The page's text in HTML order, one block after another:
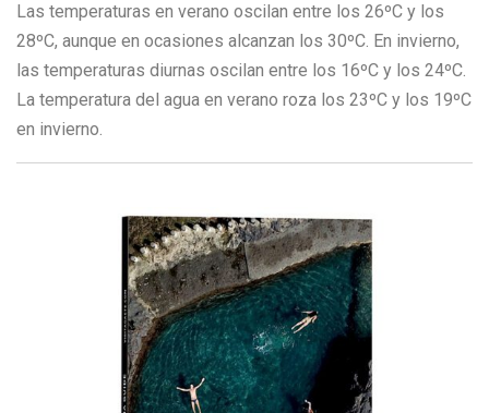
Las temperaturas en verano oscilan entre los 26ºC y los
28ºC, aunque en ocasiones alcanzan los 30ºC. En invierno,
las temperaturas diurnas oscilan entre los 16ºC y los 24ºC.
La temperatura del agua en verano roza los 23ºC y los 19ºC
en invierno.